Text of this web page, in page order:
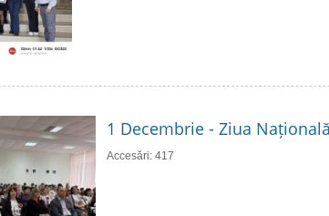
1 Decembrie - Ziua
Accesări: 417